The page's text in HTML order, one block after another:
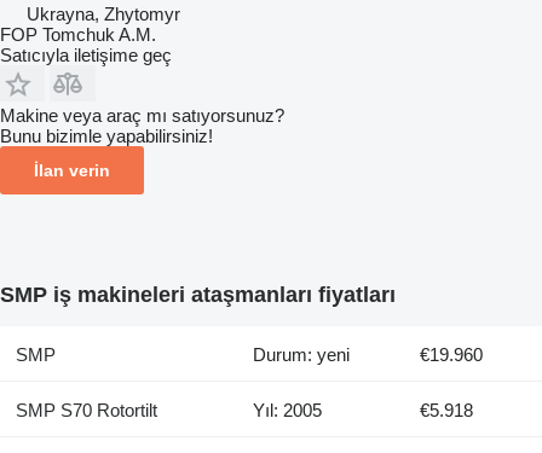
Ukrayna, Zhytomyr
FOP Tomchuk A.M.
Satıcıyla iletişime geç
Makine veya araç mı satıyorsunuz?
Bunu bizimle yapabilirsiniz!
İlan verin
SMP iş makineleri ataşmanları fiyatları
SMP Durum: yeni €19.960
SMP S70 Rotortilt Yıl: 2005 €5.918